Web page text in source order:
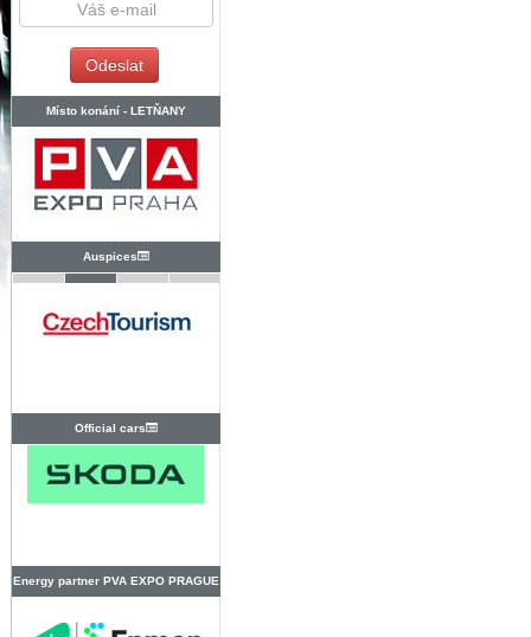
Místo konání - LETŇANY
Auspices
Official cars
Energy partner PVA EXPO PRAGUE